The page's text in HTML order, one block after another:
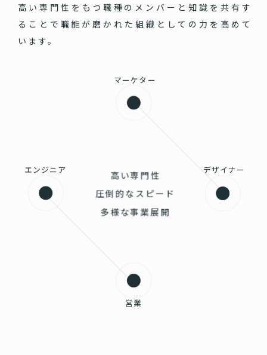
マーケター
デザイナー
営業
エンジニア
高い専門性
圧倒的なスピード
多様な事業展開
高い専門性をもつ職種のメンバーと知識を共有す
ることで職能が磨かれた組織としての力を高めて
います。